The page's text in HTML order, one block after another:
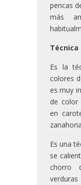
pencas
más
Técnica
Es la
colores
es muy
de color
en
Es una
se
chorro